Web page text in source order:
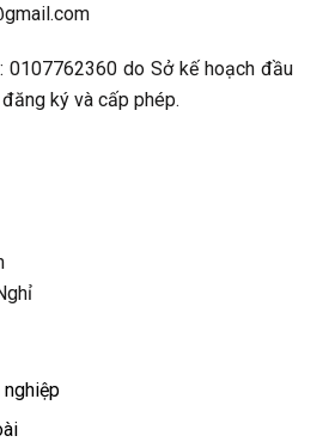
0107762360 do Sở kế hoạch đầu
ký và cấp phép.
nghiệp